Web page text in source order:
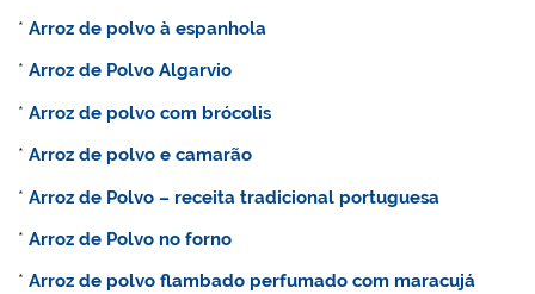
*Arroz de polvo à espanhola
*Arroz de Polvo Algarvio
*Arroz de polvo com brócolis
*Arroz de polvo e camarão
*Arroz de Polvo – receita tradicional portuguesa
*Arroz de Polvo no forno
*Arroz de polvo flambado perfumado com maracujá